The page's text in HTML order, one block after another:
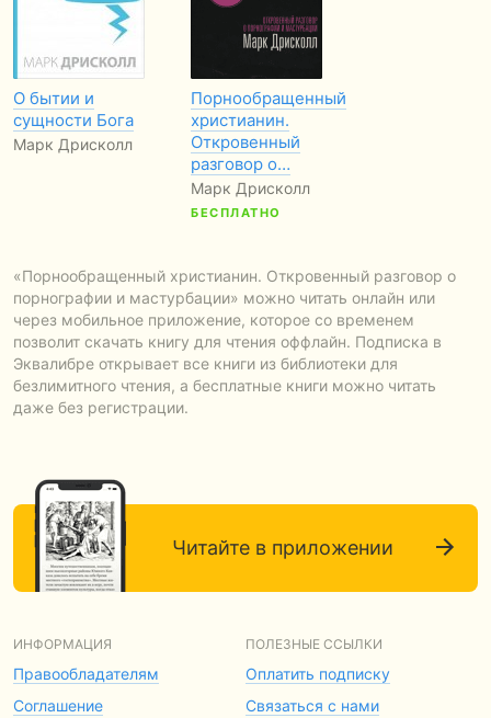
О бытии и
cущности Бога
Марк Дрисколл
Порнообращенный
христианин.
Откровенный
разговор о…
Марк Дрисколл
БЕСПЛАТНО
«Порнообращенный христианин. Откровенный разговор о
порнографии и мастурбации» можно читать онлайн или
через мобильное приложение, которое со временем
позволит скачать книгу для чтения оффлайн. Подписка в
Эквалибре открывает все книги из библиотеки для
безлимитного чтения, а бесплатные книги можно читать
даже без регистрации.
Читайте в приложении
ИНФОРМАЦИЯ
Правообладателям
Соглашение
ПОЛЕЗНЫЕ ССЫЛКИ
Оплатить подписку
Связаться с нами